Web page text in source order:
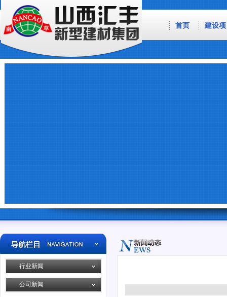
首页 建设
行业新闻
公司新闻